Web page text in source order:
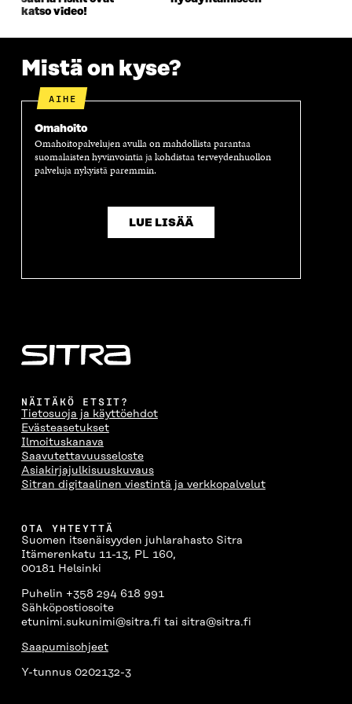
K
S
S
A
U
S
A
S
S
K
A
katso video!
Mistä on kyse?
AIHE
Omahoito
Omahoitopalvelujen avulla on mahdollista parantaa
suomalaisten hyvinvointia ja kohdistaa terveydenhuollon
palveluja nykyistä paremmin.
LUE LISÄÄ
NÄITÄKÖ ETSIT?
Tietosuoja ja käyttöehdot
Evästeasetukset
Ilmoituskanava
Saavutettavuusseloste
Asiakirjajulkisuuskuvaus
Sitran digitaalinen viestintä ja verkkopalvelut
OTA YHTEYTTÄ
Suomen itsenäisyyden juhlarahasto Sitra
Itämerenkatu 11-13, PL 160,
00181 Helsinki
Puhelin +358 294 618 991
Sähköpostiosoite
etunimi.sukunimi@sitra.fi tai sitra@sitra.fi
Saapumisohjeet
Y-tunnus 0202132-3